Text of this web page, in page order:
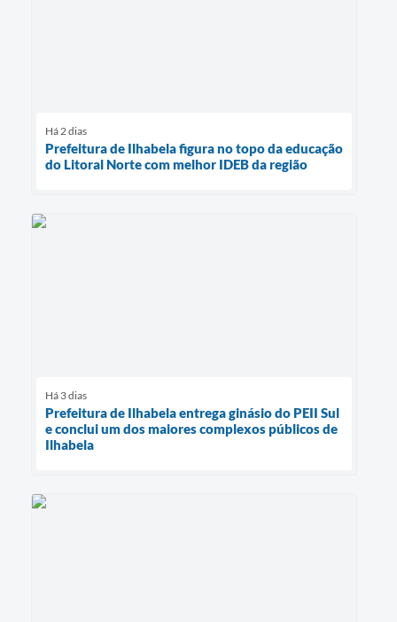
Há 2 dias
Prefeitura de Ilhabela figura no topo da educação
do Litoral Norte com melhor IDEB da região
Há 3 dias
Prefeitura de Ilhabela entrega ginásio do PEII Sul
e conclui um dos maiores complexos públicos de
Ilhabela